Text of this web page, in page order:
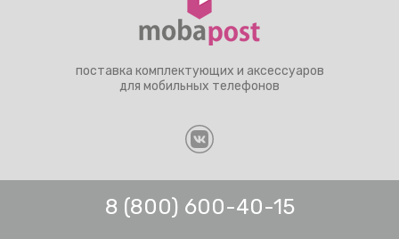
поставка комплектующих и аксессуаров
для мобильных телефонов
8 (800) 600-40-15